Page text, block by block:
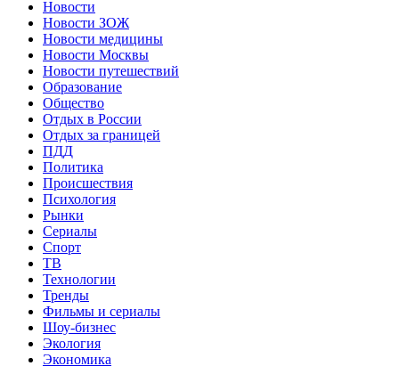
Новости
Новости ЗОЖ
Новости медицины
Новости Москвы
Новости путешествий
Образование
Общество
Отдых в России
Отдых за границей
ПДД
Политика
Происшествия
Психология
Рынки
Сериалы
Спорт
ТВ
Технологии
Тренды
Фильмы и сериалы
Шоу-бизнес
Экология
Экономика